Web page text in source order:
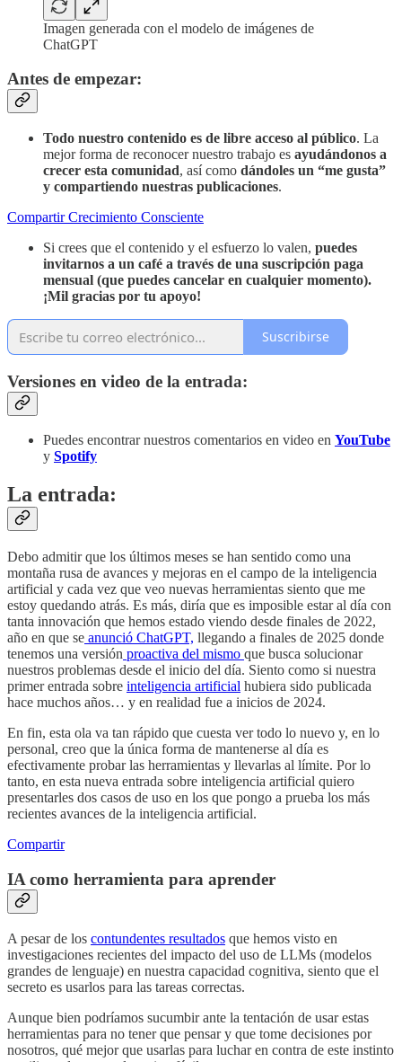
Imagen generada con el modelo de imágenes de
ChatGPT
Antes de empezar:
Todo nuestro contenido es de libre acceso al público. La
mejor forma de reconocer nuestro trabajo es ayudándonos a
crecer esta comunidad, así como dándoles un “me gusta”
y compartiendo nuestras publicaciones.
Compartir Crecimiento Consciente
Si crees que el contenido y el esfuerzo lo valen, puedes
invitarnos a un café a través de una suscripción paga
mensual (que puedes cancelar en cualquier momento).
¡Mil gracias por tu apoyo!
Suscribirse
Versiones en video de la entrada:
Puedes encontrar nuestros comentarios en video en YouTube
y Spotify
La entrada:
Debo admitir que los últimos meses se han sentido como una
montaña rusa de avances y mejoras en el campo de la inteligencia
artificial y cada vez que veo nuevas herramientas siento que me
estoy quedando atrás. Es más, diría que es imposible estar al día con
tanta innovación que hemos estado viendo desde finales de 2022,
año en que se anunció ChatGPT, llegando a finales de 2025 donde
tenemos una versión proactiva del mismo que busca solucionar
nuestros problemas desde el inicio del día. Siento como si nuestra
primer entrada sobre inteligencia artificial hubiera sido publicada
hace muchos años… y en realidad fue a inicios de 2024.
En fin, esta ola va tan rápido que cuesta ver todo lo nuevo y, en lo
personal, creo que la única forma de mantenerse al día es
efectivamente probar las herramientas y llevarlas al límite. Por lo
tanto, en esta nueva entrada sobre inteligencia artificial quiero
presentarles dos casos de uso en los que pongo a prueba los más
recientes avances de la inteligencia artificial.
Compartir
IA como herramienta para aprender
A pesar de los contundentes resultados que hemos visto en
investigaciones recientes del impacto del uso de LLMs (modelos
grandes de lenguaje) en nuestra capacidad cognitiva, siento que el
secreto es usarlos para las tareas correctas.
Aunque bien podríamos sucumbir ante la tentación de usar estas
herramientas para no tener que pensar y que tome decisiones por
nosotros, qué mejor que usarlas para luchar en contra de este instinto